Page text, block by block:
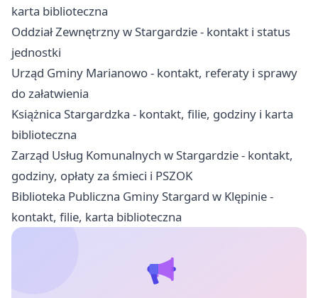
karta biblioteczna
Oddział Zewnętrzny w Stargardzie - kontakt i status
jednostki
Urząd Gminy Marianowo - kontakt, referaty i sprawy
do załatwienia
Książnica Stargardzka - kontakt, filie, godziny i karta
biblioteczna
Zarząd Usług Komunalnych w Stargardzie - kontakt,
godziny, opłaty za śmieci i PSZOK
Biblioteka Publiczna Gminy Stargard w Klępinie -
kontakt, filie, karta biblioteczna